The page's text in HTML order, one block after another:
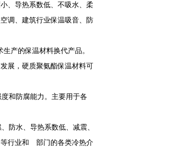
、导热系数低、不吸水、柔
调、建筑行业保温吸音、防
产的保温材料换代产品。
展，硬质聚氨酯保温材料可
和防腐能力。主要用于各
防水、导热系数低、减震、
等行业和 部门的各类冷热介